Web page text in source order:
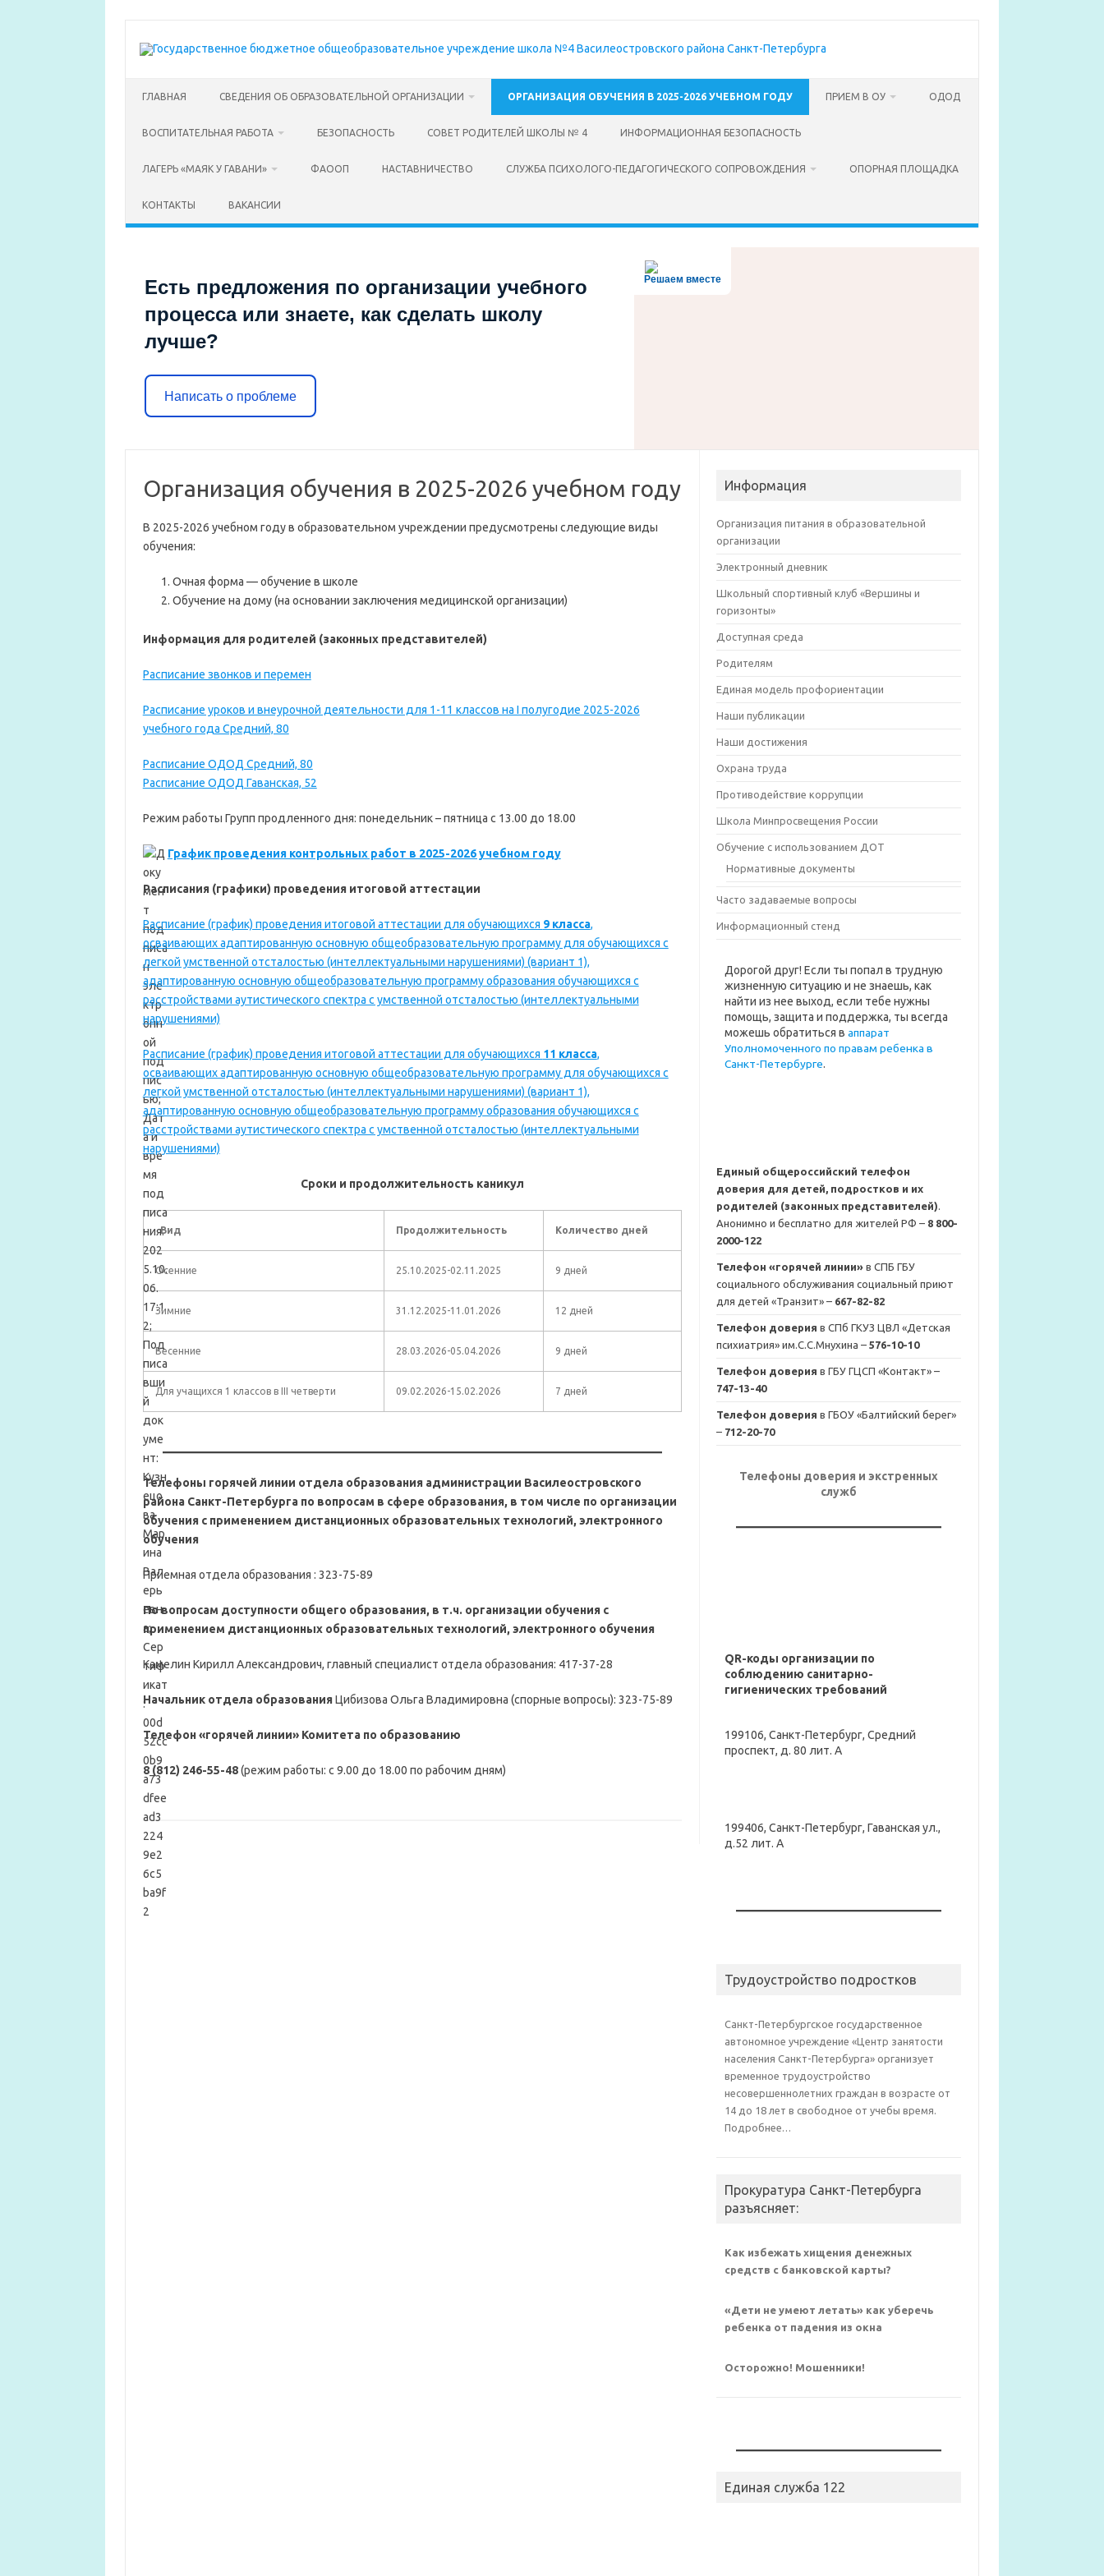
содержимому
ГЛАВНАЯ СВЕДЕНИЯ ОБ ОБРАЗОВАТЕЛЬНОЙ ОРГАНИЗАЦИИ ОРГАНИЗАЦИЯ ОБУЧЕНИЯ В 2025-2026 УЧЕБНОМ ГОДУ ПРИЕМ В ОУ ОДОД
ВОСПИТАТЕЛЬНАЯ РАБОТА БЕЗОПАСНОСТЬ СОВЕТ РОДИТЕЛЕЙ ШКОЛЫ № 4 ИНФОРМАЦИОННАЯ БЕЗОПАСНОСТЬ
ЛАГЕРЬ «МАЯК У ГАВАНИ» ФАООП НАСТАВНИЧЕСТВО СЛУЖБА ПСИХОЛОГО-ПЕДАГОГИЧЕСКОГО СОПРОВОЖДЕНИЯ ОПОРНАЯ ПЛОЩАДКА
КОНТАКТЫ ВАКАНСИИ
Решаем вместе
Есть предложения по организации учебного
процесса или знаете, как сделать школу
лучше?
Написать о проблеме
Организация обучения в 2025-2026 учебном году
В 2025-2026 учебном году в образовательном учреждении предусмотрены следующие виды
обучения:
Очная форма — обучение в школе
Обучение на дому (на основании заключения медицинской организации)
Информация для родителей (законных представителей)
Расписание звонков и перемен
Расписание уроков и внеурочной деятельности для 1-11 классов на I полугодие 2025-2026
учебного года Средний, 80
Расписание ОДОД Средний, 80
Расписание ОДОД Гаванская, 52
Режим работы Групп продленного дня: понедельник – пятница с 13.00 до 18.00
График проведения контрольных работ в 2025-2026 учебном году
Расписания (графики) проведения итоговой аттестации
Расписание (график) проведения итоговой аттестации для обучающихся 9 класса,
осваивающих адаптированную основную общеобразовательную программу для обучающихся с
легкой умственной отсталостью (интеллектуальными нарушениями) (вариант 1),
адаптированную основную общеобразовательную программу образования обучающихся с
расстройствами аутистического спектра с умственной отсталостью (интеллектуальными
нарушениями)
Расписание (график) проведения итоговой аттестации для обучающихся 11 класса,
осваивающих адаптированную основную общеобразовательную программу для обучающихся с
легкой умственной отсталостью (интеллектуальными нарушениями) (вариант 1),
адаптированную основную общеобразовательную программу образования обучающихся с
расстройствами аутистического спектра с умственной отсталостью (интеллектуальными
нарушениями)
Сроки и продолжительность каникул
Вид Продолжительность Количество дней
Осенние 25.10.2025-02.11.2025 9 дней
Зимние 31.12.2025-11.01.2026 12 дней
Весенние 28.03.2026-05.04.2026 9 дней
Для учащихся 1 классов в III четверти 09.02.2026-15.02.2026 7 дней
Телефоны горячей линии отдела образования администрации Василеостровского
района Санкт-Петербурга по вопросам в сфере образования, в том числе по организации
обучения с применением дистанционных образовательных технологий, электронного
обучения
Приемная отдела образования : 323-75-89
По вопросам доступности общего образования, в т.ч. организации обучения с
применением дистанционных образовательных технологий, электронного обучения
Камелин Кирилл Александрович, главный специалист отдела образования: 417-37-28
Начальник отдела образованияЦибизова Ольга Владимировна (спорные вопросы): 323-75-89
Телефон «горячей линии» Комитета по образованию
8 (812) 246-55-48(режим работы: с 9.00 до 18.00 по рабочим дням)
Информация
Организация питания в образовательной
организации
Электронный дневник
Школьный спортивный клуб «Вершины и
горизонты»
Доступная среда
Родителям
Единая модель профориентации
Наши публикации
Наши достижения
Охрана труда
Противодействие коррупции
Школа Минпросвещения России
Обучение с использованием ДОТ
Нормативные документы
Часто задаваемые вопросы
Информационный стенд
Дорогой друг! Если ты попал в трудную
жизненную ситуацию и не знаешь, как
найти из нее выход, если тебе нужны
помощь, защита и поддержка, ты всегда
можешь обратиться ваппарат
Уполномоченного по правам ребенка в
Санкт-Петербурге.
Единый общероссийский телефон
доверия для детей, подростков и их
родителей (законных представителей).
Анонимно и бесплатно для жителей РФ – 8 800-
2000-122
Телефон «горячей линии» в СПБ ГБУ
социального обслуживания социальный приют
для детей «Транзит» – 667-82-82
Телефон доверия в СПб ГКУЗ ЦВЛ «Детская
психиатрия» им.С.С.Мнухина –576-10-10
Телефон доверия в ГБУ ГЦСП «Контакт» –
747-13-40
Телефон доверия в ГБОУ «Балтийский берег»
– 712-20-70
Телефоны доверия и экстренных
служб
QR-коды организации по
соблюдению санитарно-
гигиенических требований
199106, Санкт-Петербург, Средний
проспект, д. 80 лит. А
199406, Санкт-Петербург, Гаванская ул.,
д.52 лит. А
Трудоустройство подростков
Санкт-Петербургское государственное
автономное учреждение «Центр занятости
населения Санкт-Петербурга» организует
временное трудоустройство
несовершеннолетних граждан в возрасте от
14 до 18 лет в свободное от учебы время.
Подробнее…
Прокуратура Санкт-Петербурга
разъясняет:
Как избежать хищения денежных
средств с банковской карты?
«Дети не умеют летать» как уберечь
ребенка от падения из окна
Осторожно! Мошенники!
Единая служба 122